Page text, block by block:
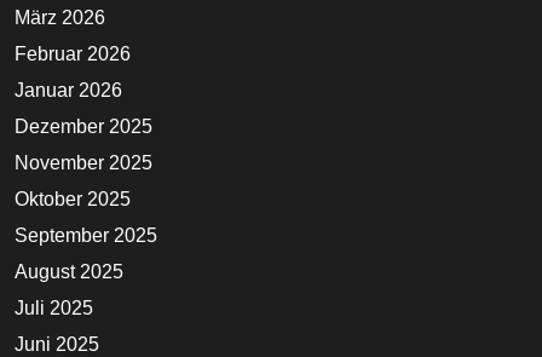
März 2026
Februar 2026
Januar 2026
Dezember 2025
November 2025
Oktober 2025
September 2025
August 2025
Juli 2025
Juni 2025